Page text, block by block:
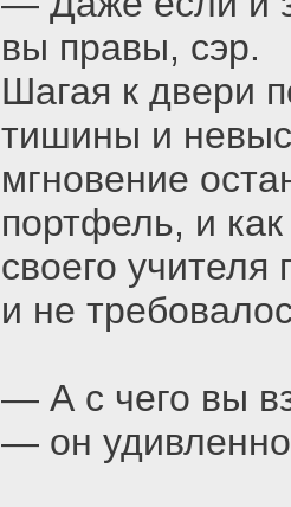
вы правы, сэр.
Шагая к двери
тишины и
мгновение
портфель, и
своего
и не
— А с чего вы
— он